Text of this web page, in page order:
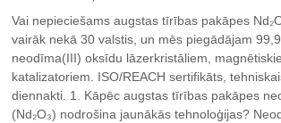
Vai nepieciešams augstas tīrības pakāpes
vairāk nekā 30 valstis, un mēs piegādājam
neodīma(III) oksīdu lāzerkristāliem,
katalizatoriem. ISO/REACH sertifikāts,
diennakti. ‌1. Kāpēc augstas tīrības pakāpes
(Nd₂O₃) nodrošina jaunākās tehnoloģijas?